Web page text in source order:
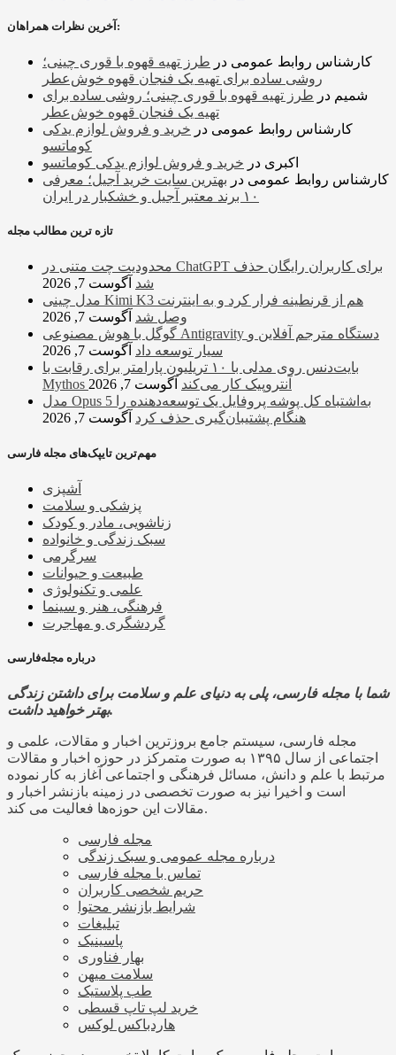
آخرین نظرات همراهان:
کارشناس روابط عمومی در طرز تهیه قهوه با قوری چینی؛
روشی ساده برای تهیه یک فنجان قهوه خوش‌عطر
شمیم در طرز تهیه قهوه با قوری چینی؛ روشی ساده برای
تهیه یک فنجان قهوه خوش‌عطر
کارشناس روابط عمومی در خرید و فروش لوازم یدکی
کوماتسو
اکبری در خرید و فروش لوازم یدکی کوماتسو
کارشناس روابط عمومی در بهترین سایت خرید آجیل؛ معرفی
۱۰ برند معتبر آجیل و خشکبار در ایران
تازه ترین مطالب مجله
محدودیت چت متنی در ChatGPT برای کاربران رایگان حذف
شد آگوست 7, 2026
مدل چینی Kimi K3 هم از قرنطینه فرار کرد و به اینترنت
وصل شد آگوست 7, 2026
گوگل با هوش مصنوعی Antigravity دستگاه مترجم آفلاین و
سیار توسعه داد آگوست 7, 2026
بایت‌دنس روی مدلی با ۱۰ تریلیون پارامتر برای رقابت با
Mythos آنتروپیک کار می‌کند آگوست 7, 2026
مدل Opus 5 به‌اشتباه کل پوشه پروفایل یک توسعه‌دهنده را
هنگام پشتیبان‌گیری حذف کرد آگوست 7, 2026
مهم‌ترین تایپک‌های مجله فارسی
آشپزی
پزشکی و سلامت
زناشویی، مادر و کودک
سبک زندگی و خانواده
سرگرمی
طبیعت و حیوانات
علمی و تکنولوژی
فرهنگی، هنر و سینما
گردشگری و مهاجرت
درباره مجله‌فارسی
شما با مجله فارسی، پلی به دنیای علم و سلامت برای داشتن زندگی
بهتر خواهید داشت.
مجله فارسی، سیستم جامع بروزترین اخبار و مقالات، علمی و
اجتماعی از سال ۱۳۹۵ به صورت متمرکز در حوزه اخبار و مقالات
مرتبط با علم و دانش، مسائل فرهنگی و اجتماعی آغاز به کار نموده
است و اخیرا نیز به صورت تخصصی در زمینه بازنشر اخبار و
مقالات این حوزه‌ها فعالیت می کند.
مجله فارسی
درباره مجله عمومی و سبک زندگی
تماس با مجله فارسی
حریم شخصی کاربران
شرایط بازنشر محتوا
تبلیغات
پاسینیک
بهار فناوری
سلامت میهن
طب پلاستیک
خرید لپ تاپ قسطی
هاردباکس لوکس